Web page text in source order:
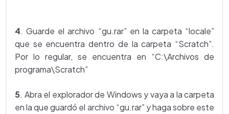
4. Guarde el archivo “gu.rar” en la carpeta “locale”
que se encuentra dentro de la carpeta “Scratch”.
Por lo regular, se encuentra en “C:\Archivos de
programa\Scratch”
5. Abra el explorador de Windows y vaya a la carpeta
en la que guardó el archivo “gu.rar” y haga sobre este